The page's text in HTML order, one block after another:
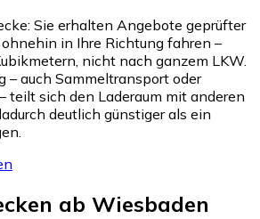
Sie erhalten Angebote geprüfter
in Ihre Richtung fahren –
nicht nach ganzem LKW.
– auch Sammeltransport oder
teilt sich den Laderaum mit anderen
deutlich günstiger als ein
ab Wiesbaden